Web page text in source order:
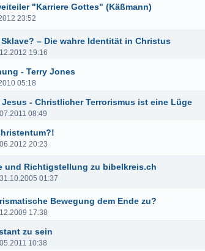
"Karriere Gottes" (Käßmann)
23:52
– Die wahre Identität in Christus
19:16
- Terry Jones
05:18
- Christlicher Terrorismus ist eine Lüge
08:49
20:23
und Richtigstellung zu bibelkreis.ch
31.10.2005 01:37
Bewegung dem Ende zu?
17:38
zu sein
10:38